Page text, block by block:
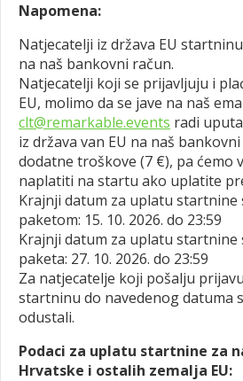
Napomena:
Natjecatelji iz država EU
na naš bankovni račun.
Natjecatelji koji se prijavljuju i
EU, molimo da se jave na naš
clt@remarkable.events radi
iz država van EU na naš
dodatne troškove (7 €), pa ćemo
naplatiti na startu ako uplatite
Krajnji datum za uplatu
paketom: 15. 10. 2026. do 23:59
Krajnji datum za uplatu
paketa: 27. 10. 2026. do 23:59
Za natjecatelje koji pošalju
startninu do navedenog datuma
odustali.
Podaci za uplatu startnine za
Hrvatske i ostalih zemalja EU: